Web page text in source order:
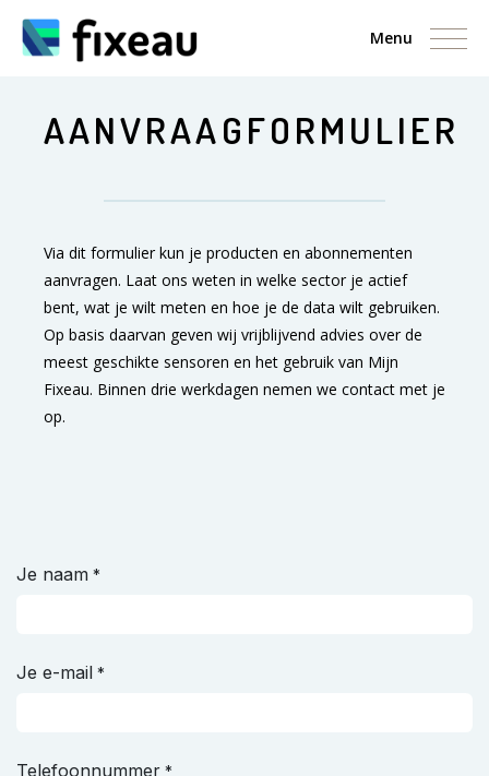
Menu
AANVRAAGFORMULIER
Via dit formulier kun je producten en abonnementen
aanvragen. Laat ons weten in welke sector je actief
bent, wat je wilt meten en hoe je de data wilt gebruiken.
Op basis daarvan geven wij vrijblijvend advies over de
meest geschikte sensoren en het gebruik van Mijn
Fixeau. Binnen drie werkdagen nemen we contact met je
op.